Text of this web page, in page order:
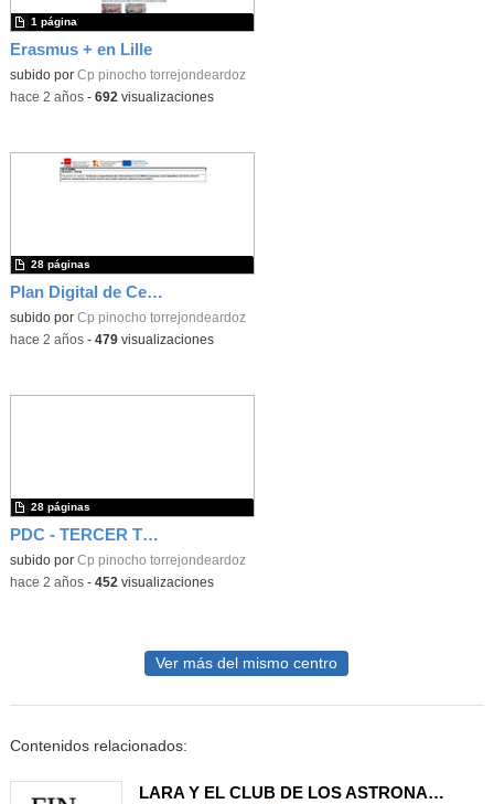
Erasmus + en Lille
subido por Cp pinocho torrejondeardoz
1 página
-hace 2 años- 692 visualizaciones
Plan Digital de Centro
subido por Cp pinocho torrejondeardoz
28 páginas
-hace 2 años- 479visualizaciones
PDC - TERCER TRIMESTRE
subido por Cp pinocho torrejondeardoz
28 páginas
-hace 2 años- 452 visualizaciones
Ver más del mismo centro
Contenidos relacionados:
LARA Y EL CLUB DE LOS ASTRONAUTAS